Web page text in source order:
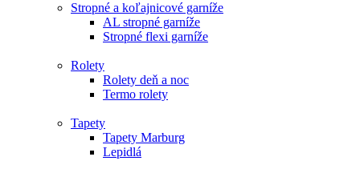
Stropné a koľajnicové garníže
AL stropné garníže
Stropné flexi garníže
Rolety
Rolety deň a noc
Termo rolety
Tapety
Tapety Marburg
Lepidlá